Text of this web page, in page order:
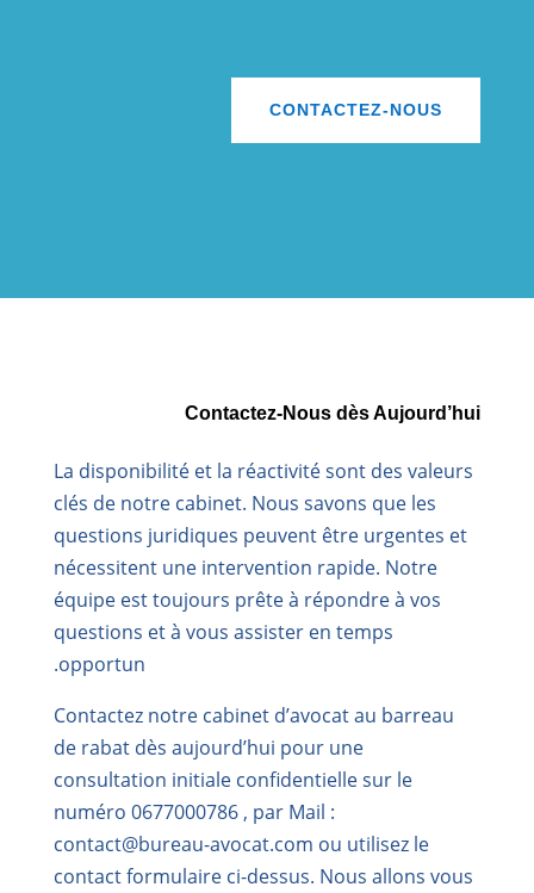
CONTACTEZ-NOUS
Contactez-Nous dès Aujourd’hui
La disponibilité et la réactivité sont des valeurs
clés de notre cabinet. Nous savons que les
questions juridiques peuvent être urgentes et
nécessitent une intervention rapide. Notre
équipe est toujours prête à répondre à vos
questions et à vous assister en temps
opportun.
Contactez notre cabinet d’avocat au barreau
de rabat dès aujourd’hui pour une
consultation initiale confidentielle sur le
numéro 0677000786 , par Mail :
contact@bureau-avocat.com ou utilisez le
contact formulaire ci-dessus. Nous allons vous